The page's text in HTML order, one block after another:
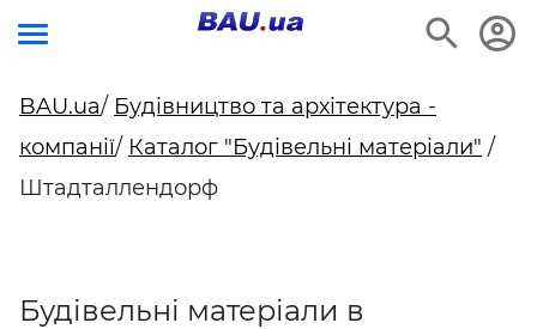
BAU.ua/ Будівництво та архітектура -
компанії/ Каталог "Будівельні матеріали" /
Штадталлендорф
Будівельні матеріали в